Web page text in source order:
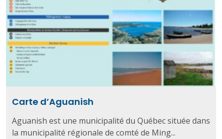
Carte d’Aguanish
Aguanish est une municipalité du Québec située dans
la municipalité régionale de comté de Ming...